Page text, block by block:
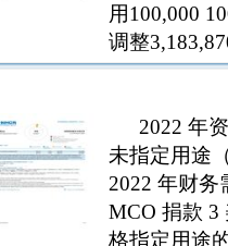
用100,000
调整
2022 年
未指定用途
2022 年财务
MCO 捐款 3
格指定用途